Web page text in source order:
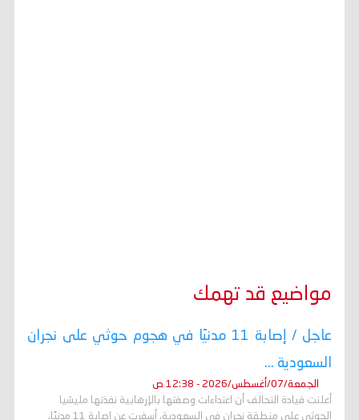
مواضيع قد تهمك
عاجل / إصابة 11 مدنيًا في هجوم حوثي على نجران
السعودية ...
الجمعة/07/أغسطس/2026 - 12:38 ص
أعلنت قيادة التحالف أن اعتداءات وصفتها بالإرهابية نفذتها مليشيا
الحوثي على منطقة نجران في السعودية، أسفرت عن إصابة 11 مدنيًا،